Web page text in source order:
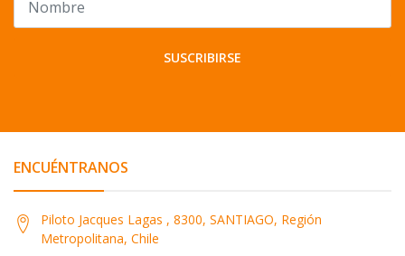
SUSCRIBIRSE
ENCUÉNTRANOS
Piloto Jacques Lagas , 8300, SANTIAGO, Región
Metropolitana, Chile